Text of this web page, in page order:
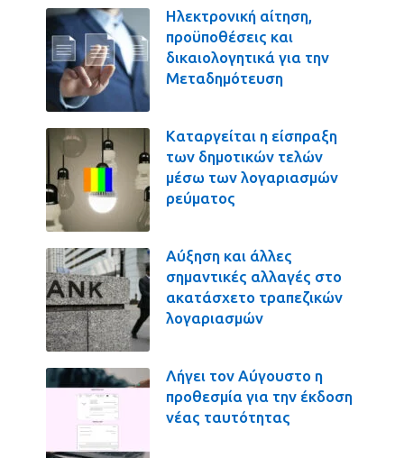
Ηλεκτρονική αίτηση,
προϋποθέσεις και
δικαιολογητικά για την
Μεταδημότευση
Καταργείται η είσπραξη
των δημοτικών τελών
μέσω των λογαριασμών
ρεύματος
Αύξηση και άλλες
σημαντικές αλλαγές στο
ακατάσχετο τραπεζικών
λογαριασμών
Λήγει τον Αύγουστο η
προθεσμία για την έκδοση
νέας ταυτότητας